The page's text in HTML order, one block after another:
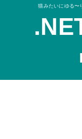
猫みたいにゆる〜